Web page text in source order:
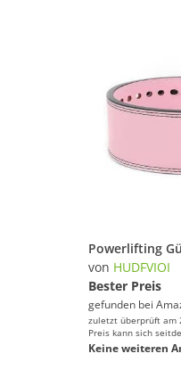
von HUDFVIOI
Bester Preis
gefunden bei
zuletzt überprüft am
Preis kann sich
Keine weiteren